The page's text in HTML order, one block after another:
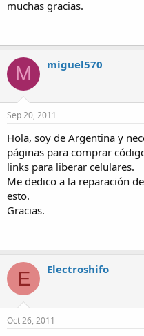
muchas gracias.
M miguel570
Sep 20, 2011
Hola, soy de Argentina y
páginas para comprar
links para liberar celulares.
Me dedico a la reparación
esto.
Gracias.
E Electroshifo
Oct 26, 2011